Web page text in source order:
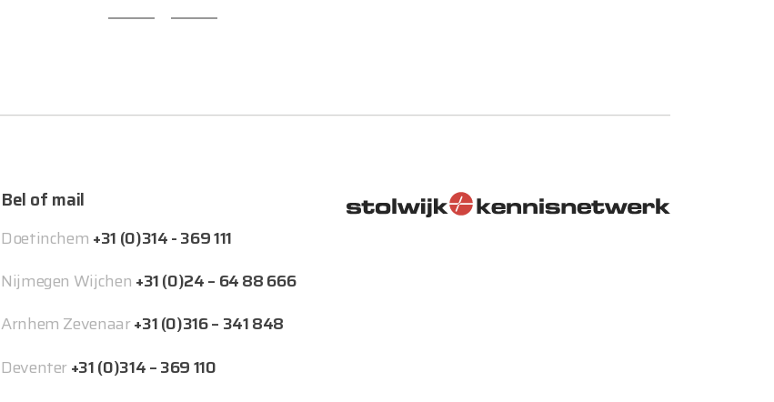
Bel of mail
Doetinchem +31 (0)314 - 369 111
Nijmegen Wijchen +31 (0)24 – 64 88 666
Arnhem Zevenaar+31 (0)316 – 341 848
Deventer+31 (0)314 – 369 110